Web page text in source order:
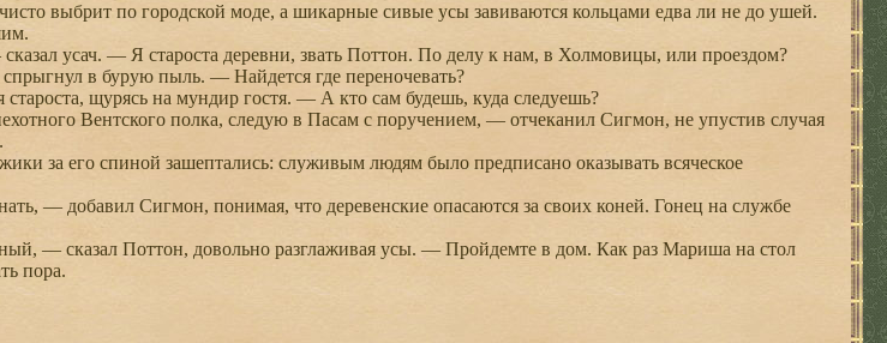
выбрит по городской моде, а шикарные сивые усы завиваются кольцами едва ли не до ушей.
усач. — Я староста деревни, звать Поттон. По делу к нам, в Холмовицы, или проездом?
в бурую пыль. — Найдется где переночевать?
щурясь на мундир гостя. — А кто сам будешь, куда следуешь?
Вентского полка, следую в Пасам с поручением, — отчеканил Сигмон, не упустив случая
за его спиной зашептались: служивым людям было предписано оказывать всяческое
— добавил Сигмон, понимая, что деревенские опасаются за своих коней. Гонец на службе
— сказал Поттон, довольно разглаживая усы. — Пройдемте в дом. Как раз Мариша на стол
пора.